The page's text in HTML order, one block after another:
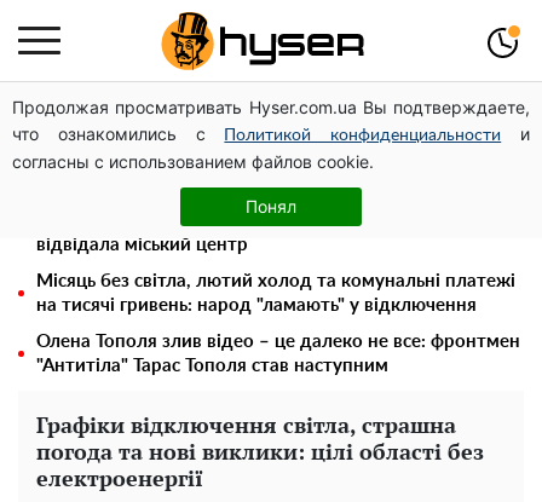
Продолжая просматривать Hyser.com.ua Вы подтверждаете,
что ознакомились с
Политикой конфиденциальности
и
согласны с использованием файлов cookie.
Понял
Українська авіатранспортна асоціація звернулася до
Мінфіну із закликом уніфікувати оподаткування
авіалізингу
У Києві військовослужбовці можуть безоплатно
зберегти репродуктивні клітини: Тетяна Мостепан
відвідала міський центр
Місяць без світла, лютий холод та комунальні платежі
на тисячі гривень: народ "ламають" у відключення
Олена Тополя злив відео – це далеко не все: фронтмен
"Антитіла" Тарас Тополя став наступним
Графіки відключення світла, страшна
погода та нові виклики: цілі області без
електроенергії